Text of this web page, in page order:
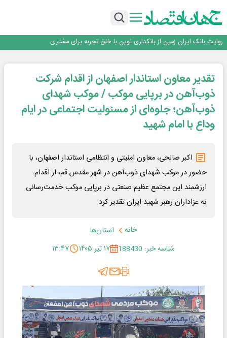
مشتریان
بانک مهر ایران بیش از ۷۰ میلیارد تومان به برنامه‌های مسئولیت اجتماعی اختصاص
پیام مدیرعامل بانک توسعه تعاون به مناسبت ۱۵ مرداد، سالروز تأسیس بانک
اجرای برنامه تحول بانک با تمرکز بر منابع پایدار، درآمدهای کارمزدی و بازسازی اعتماد
مشتریان
بانک مهر ایران بیش از ۷۰ میلیارد تومان به برنامه‌های مسئولیت اجتماعی اختصاص
تقدیر معاون استاندار اصفهان از اقدام شرکت
ذوب‌آهن در برپایی موکب / موکب شهدای
ذوب‌آهن؛ جلوه‌ای از مسئولیت اجتماعی در ایام
وداع با امام شهید
اکبر صالحی، معاون امنیتی و انتظامی استاندار اصفهان، با
حضور در موکب شهدای ذوب‌آهن در شهر مقدس قم، از اقدام
ارزشمند این مجتمع عظیم صنعتی در برپایی موکب خدمت‌رسانی
به عزاداران رهبر شهید ایران تقدیر کرد.
خانه
استان‌ها
شناسه خبر: 188430
۱۷ تیر ۱۴۰۵ ۱۳:۴۷